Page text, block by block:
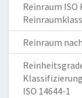
Reinraum
Reinraum
ISO 14644-1